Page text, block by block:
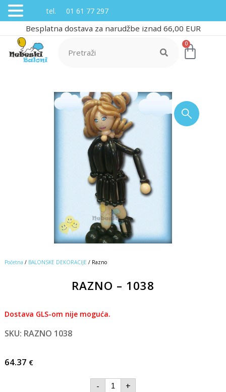
Besplatna dostava za narudžbe iznad 66,00 EUR
0
Početna / BALONSKE DEKORACIJE / Razno
RAZNO – 1038
Dostava GLS-om nije moguća.
SKU: RAZNO 1038
64.37 €
- +
tel. 01 61 77 297